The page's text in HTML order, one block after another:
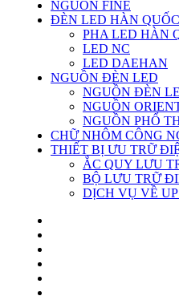
NGUỒN FINE
ĐÈN LED HÀN QUỐC
PHA LED HÀN
LED NC
LED DAEHAN
NGUỒN ĐÈN LED
NGUỒN ĐÈN
NGUỒN
NGUỒN PHỔ
CHỮ NHÔM CÔNG
THIẾT BỊ ƯU TRỮ
ẮC QUY LƯU
BỘ LƯU TRỮ
DỊCH VỤ VỀ